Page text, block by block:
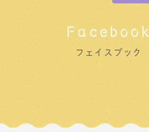
Facebook
フェイスブック